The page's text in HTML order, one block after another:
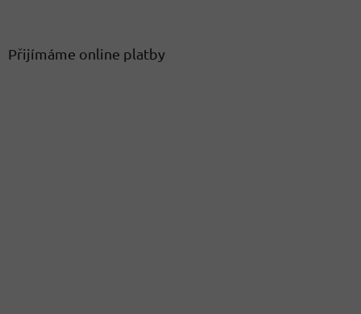
Přijímáme online platby